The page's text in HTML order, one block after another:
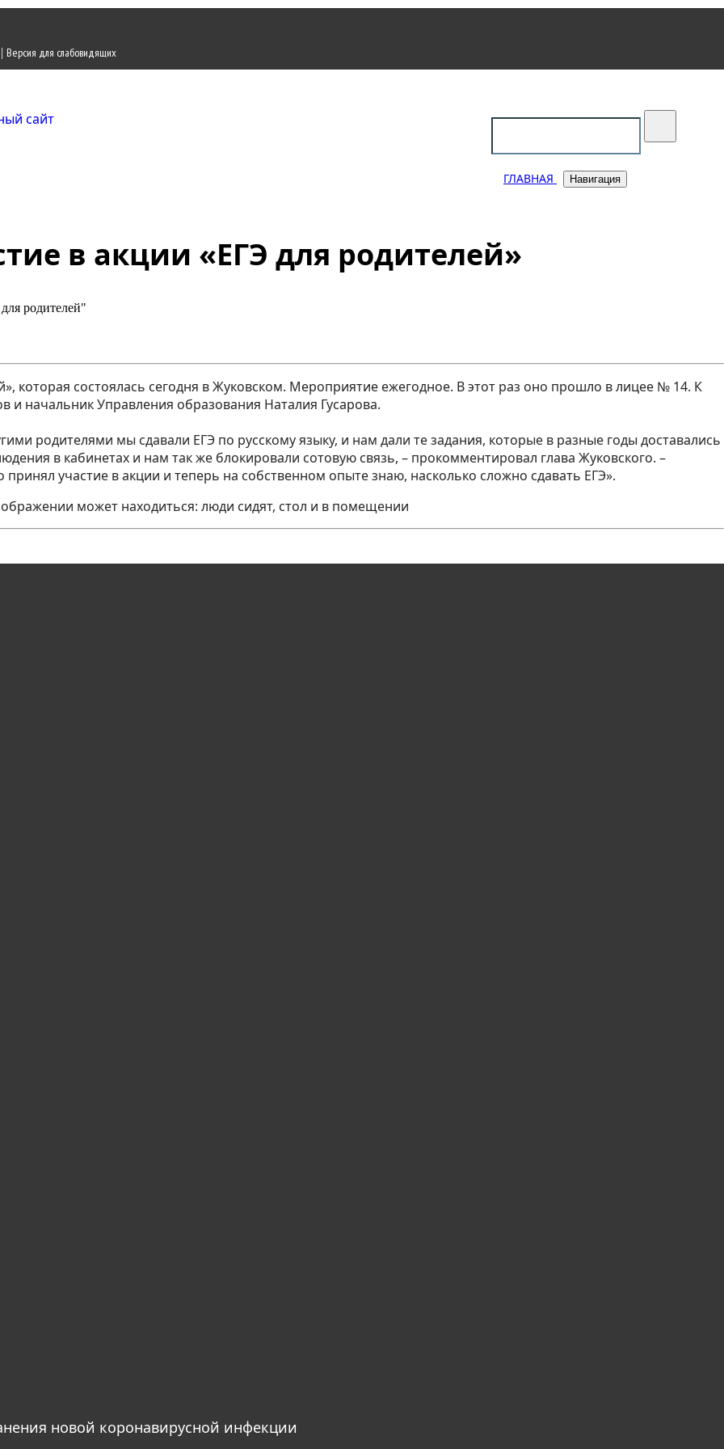
| Версия для слабовидящих
ГЛАВНАЯ Навигация
в акции «ЕГЭ для родителей»
родителей"
которая состоялась сегодня в Жуковском. Мероприятие ежегодное. В этот раз оно прошло в лицее № 14. К
начальник Управления образования Наталия Гусарова. ⠀
родителями мы сдавали ЕГЭ по русскому языку, и нам дали те задания, которые в разные годы доставались
в кабинетах и нам так же блокировали сотовую связь, – прокомментировал глава Жуковского. –
участие в акции и теперь на собственном опыте знаю, насколько сложно сдавать ЕГЭ». ⠀
новой коронавирусной инфекции